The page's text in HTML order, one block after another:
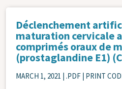
Déclenchement
maturation cervicale
comprimés oraux de
(prostaglandine E1)
MARCH 1, 2021 | .PDF | PRINT